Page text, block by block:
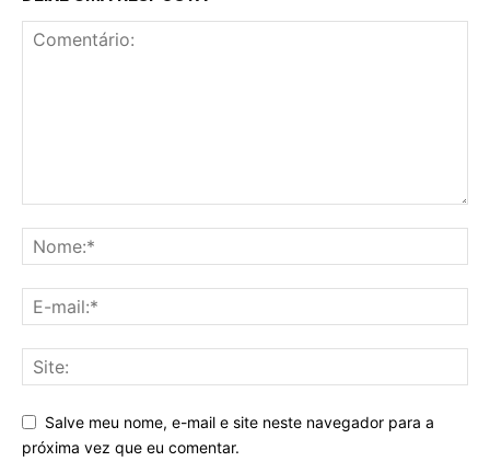
Salve meu nome, e-mail e site neste navegador para a
próxima vez que eu comentar.